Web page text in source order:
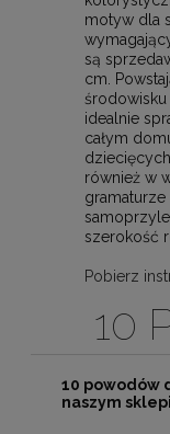
motyw dla
są
cm.
środowisku
idealnie
całym
również w
gramaturze
szerokość
Pobierz
10
10 powodów
naszym